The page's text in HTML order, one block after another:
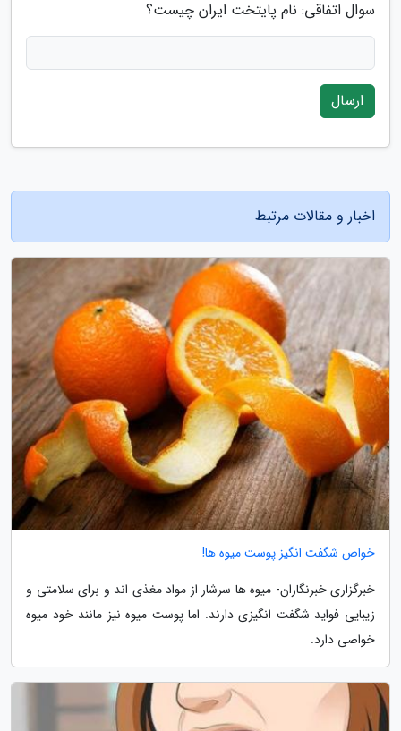
سوال اتفاقی: نام پایتخت ایران چیست؟
ارسال
اخبار و مقالات مرتبط
خواص شگفت انگیز پوست میوه ها!
خبرگزاری خبرنگاران- میوه ها سرشار از مواد مغذی اند و برای سلامتی و
زیبایی فواید شگفت انگیزی دارند. اما پوست میوه نیز مانند خود میوه
خواصی دارد.